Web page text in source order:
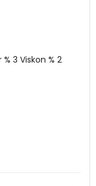
3 Viskon % 2